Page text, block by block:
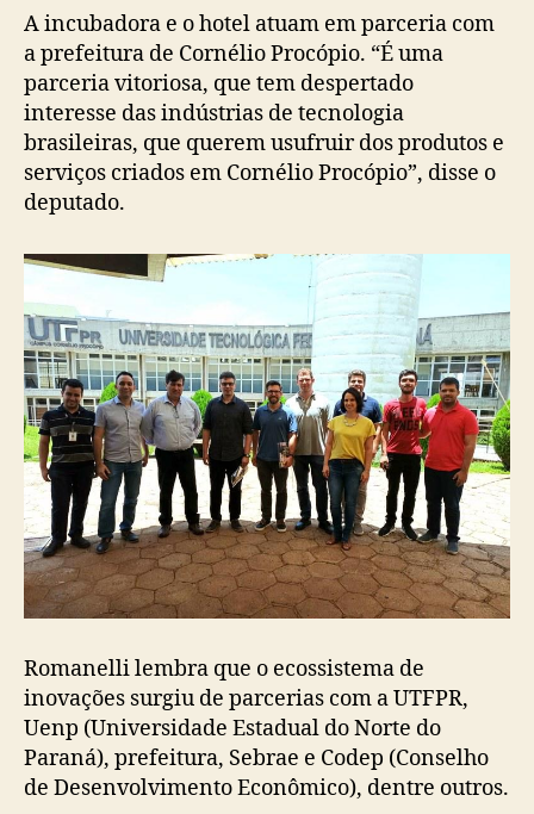
A incubadora e o hotel atuam em parceria com
a prefeitura de Cornélio Procópio. “É uma
parceria vitoriosa, que tem despertado
interesse das indústrias de tecnologia
brasileiras, que querem usufruir dos produtos e
serviços criados em Cornélio Procópio”, disse o
deputado.
Romanelli lembra que o ecossistema de
inovações surgiu de parcerias com a UTFPR,
Uenp (Universidade Estadual do Norte do
Paraná), prefeitura, Sebrae e Codep (Conselho
de Desenvolvimento Econômico), dentre outros.